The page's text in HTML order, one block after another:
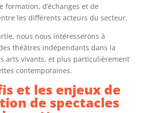
formation, d’échanges et de
les différents acteurs du secteur.
nous nous intéresserons à
théâtres indépendants dans la
arts vivants, et plus particulièrement
contemporaines.
et les enjeux de
de spectacles